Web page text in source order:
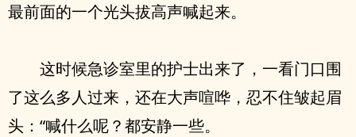
最前面的一个光头拔高声喊起来。
这时候急诊室里的护士出来了，一看门口围
了这么多人过来，还在大声喧哗，忍不住皱起眉
头：“喊什么呢？都安静一些。